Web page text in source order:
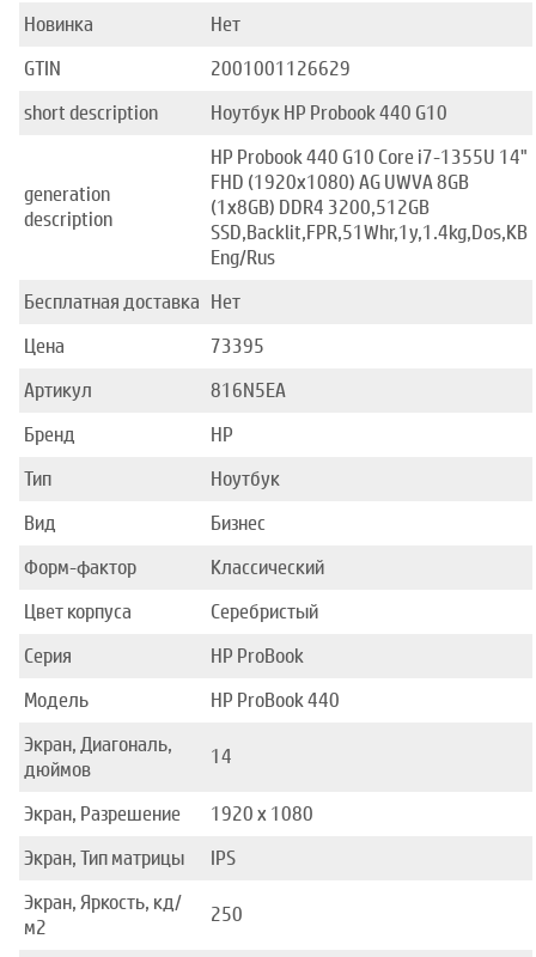
Новинка
Нет
GTIN
2001001126629
short description
Ноутбук HP Probook 440 G10
generation
description
HP Probook 440 G10 Core i7-1355U 14"
FHD (1920x1080) AG UWVA 8GB
(1x8GB) DDR4 3200,512GB
SSD,Backlit,FPR,51Whr,1y,1.4kg,Dos,KB
Eng/Rus
Бесплатная доставка Нет
Цена
73395
Артикул
816N5EA
Бренд
HP
Тип
Ноутбук
Вид
Бизнес
Форм-фактор
Классический
Цвет корпуса
Серебристый
Серия
HP ProBook
Модель
HP ProBook 440
Экран, Диагональ,
дюймов
14
Экран, Разрешение
1920 x 1080
Экран, Тип матрицы
IPS
Экран, Яркость, кд/
м2
250